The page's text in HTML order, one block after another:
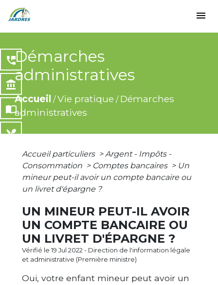
menu
Démarches
administratives
Accueil /Vie pratique / Démarches
administratives
perm_phone_msg
account_balance
import_contacts
local_dining
Accueil particuliers > Argent - Impôts -
Consommation > Comptes bancaires > Un
mineur peut-il avoir un compte bancaire ou
un livret d'épargne ?
UN MINEUR PEUT-IL AVOIR
UN COMPTE BANCAIRE OU
UN LIVRET D'ÉPARGNE ?
Vérifié le 19 Jul 2022 - Direction de l'information légale
et administrative (Première ministre)
Oui, votre enfant mineur peut avoir un